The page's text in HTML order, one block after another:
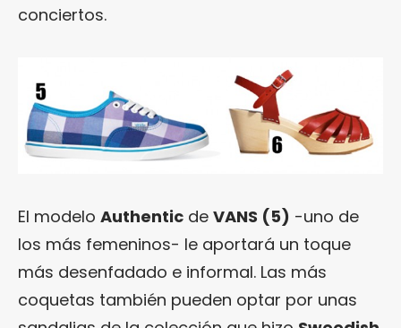
conciertos.
El modelo Authentic de VANS (5) -uno de
los más femeninos- le aportará un toque
más desenfadado e informal. Las más
coquetas también pueden optar por unas